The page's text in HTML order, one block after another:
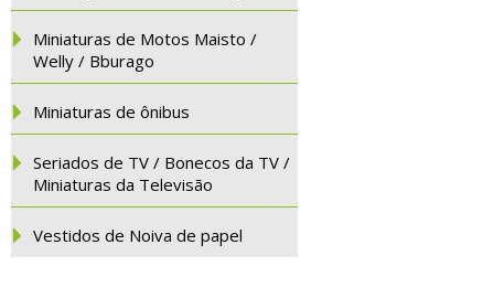
Miniaturas de Motos Maisto /
Welly / Bburago
Miniaturas de ônibus
Seriados de TV / Bonecos da TV /
Miniaturas da Televisão
Vestidos de Noiva de papel